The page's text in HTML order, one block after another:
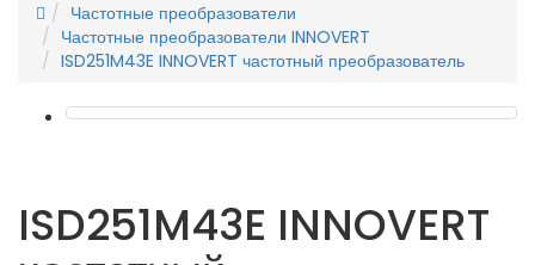
Частотные преобразователи
Частотные преобразователи INNOVERT
ISD251M43E INNOVERT частотный преобразователь
ISD251M43E INNOVERT